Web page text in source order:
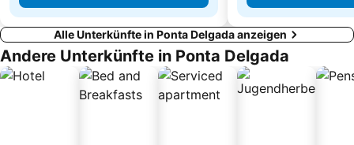
Alle Unterkünfte in Ponta Delgada anzeigen
Andere Unterkünfte in Ponta Delgada